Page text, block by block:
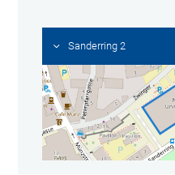
Sanderring 2